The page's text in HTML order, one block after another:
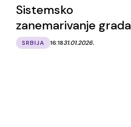
Sistemsko
zanemarivanje grada
SRBIJA 16:1831.01.2026.